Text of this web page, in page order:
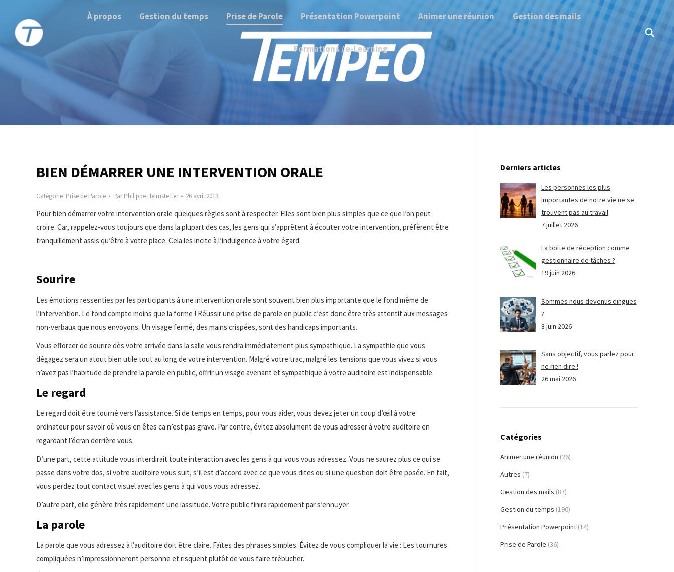
À propos Gestion du temps Prise de Parole Présentation Powerpoint Animer une réunion Gestion des mails
Formations / e-Learning
Search:
BIEN DÉMARRER UNE INTERVENTION ORALE
Catégorie Prise de Parole ParPhilippe Helmstetter 26 avril 2013
Pour bien démarrer votre intervention orale quelques règles sont à respecter. Elles sont bien plus simples que ce que l’on peut
croire. Car, rappelez-vous toujours que dans la plupart des cas, les gens qui s’apprêtent à écouter votre intervention, préfèrent être
tranquillement assis qu’être à votre place. Cela les incite à l’indulgence à votre égard.
Sourire
Les émotions ressenties par les participants à une intervention orale sont souvent bien plus importante que le fond même de
l’intervention. Le fond compte moins que la forme ! Réussir une prise de parole en public c’est donc être très attentif aux messages
non-verbaux que nous envoyons. Un visage fermé, des mains crispées, sont des handicaps importants.
Vous efforcer de sourire dès votre arrivée dans la salle vous rendra immédiatement plus sympathique. La sympathie que vous
dégagez sera un atout bien utile tout au long de votre intervention. Malgré votre trac, malgré les tensions que vous vivez si vous
n’avez pas l’habitude de prendre la parole en public, offrir un visage avenant et sympathique à votre auditoire est indispensable.
Le regard
Le regard doit être tourné vers l’assistance. Si de temps en temps, pour vous aider, vous devez jeter un coup d’œil à votre
ordinateur pour savoir où vous en êtes ca n’est pas grave. Par contre, évitez absolument de vous adresser à votre auditoire en
regardant l’écran derrière vous.
D’une part, cette attitude vous interdirait toute interaction avec les gens à qui vous vous adressez. Vous ne saurez plus ce qui se
passe dans votre dos, si votre auditoire vous suit, s’il est d’accord avec ce que vous dites ou si une question doit être posée. En fait,
vous perdez tout contact visuel avec les gens à qui vous vous adressez.
D’autre part, elle génère très rapidement une lassitude. Votre public finira rapidement par s’ennuyer.
La parole
La parole que vous adressez à l’auditoire doit être claire. Faîtes des phrases simples. Évitez de vous compliquer la vie : Les tournures
compliquées n’impressionneront personne et risquent plutôt de vous faire trébucher.
Derniers articles
Les personnes les plus
importantes de notre vie ne se
trouvent pas au travail
7 juillet 2026
La boite de réception comme
gestionnaire de tâches ?
19 juin 2026
Sommes nous devenus dingues
?
8 juin 2026
Sans objectif, vous parlez pour
ne rien dire !
26 mai 2026
Catégories
Animer une réunion (26)
Autres (7)
Gestion des mails (87)
Gestion du temps (190)
Présentation Powerpoint (14)
Prise de Parole (36)